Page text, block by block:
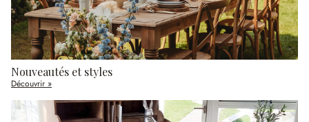
Nouveautés et styles
Découvrir »